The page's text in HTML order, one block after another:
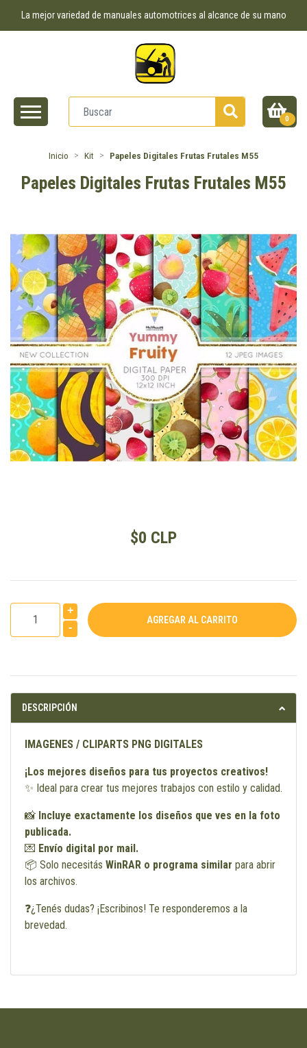
La mejor variedad de manuales automotrices al alcance de su mano
0
Inicio Kit Papeles Digitales Frutas Frutales M55
Papeles Digitales Frutas Frutales M55
$0 CLP
+
-
DESCRIPCIÓN
IMAGENES / CLIPARTS PNG DIGITALES
¡Los mejores diseños para tus proyectos creativos!
✨ Ideal para crear tus mejores trabajos con estilo y calidad.
📸 Incluye exactamente los diseños que ves en la foto
publicada.
💌 Envío digital por mail.
📦 Solo necesitás WinRAR o programa similar para abrir
los archivos.
❓¿Tenés dudas? ¡Escribinos! Te responderemos a la
brevedad.